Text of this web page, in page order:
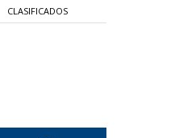
CLASIFICADOS